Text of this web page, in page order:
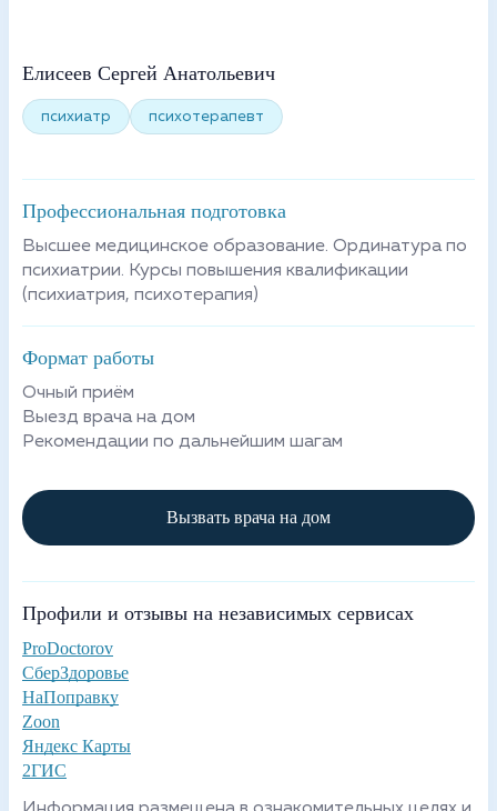
Елисеев Сергей Анатольевич
психиатр психотерапевт
Профессиональная подготовка
Высшее медицинское образование. Ординатура по
психиатрии. Курсы повышения квалификации
(психиатрия, психотерапия)
Формат работы
Очный приём
Выезд врача на дом
Рекомендации по дальнейшим шагам
Вызвать врача на дом
Профили и отзывы на независимых сервисах
ProDoctorov
СберЗдоровье
НаПоправку
Zoon
Яндекс Карты
2ГИС